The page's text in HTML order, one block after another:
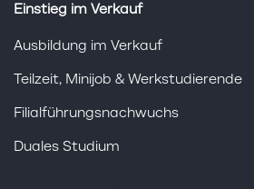
Einstieg im Verkauf
Ausbildung im Verkauf
Teilzeit, Minijob & Werkstudierende
Filialführungsnachwuchs
Duales Studium